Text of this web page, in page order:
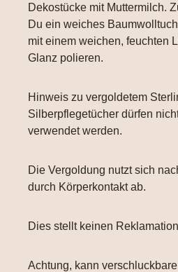
Dekostücke mit Muttermilch.
Du ein weiches
mit einem weichen, feuchten
Glanz polieren.
Hinweis zu vergoldetem
Silberpflegetücher dürfen
verwendet werden.
Die Vergoldung nutzt sich
durch Körperkontakt ab.
Dies stellt keinen
Achtung, kann